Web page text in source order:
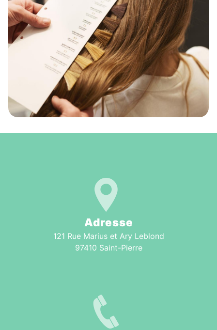
Adresse
121 Rue Marius et Ary Leblond
97410 Saint-Pierre